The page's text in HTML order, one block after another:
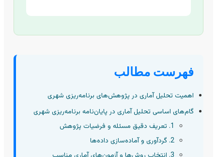
فهرست مطالب
اهمیت تحلیل آماری در پژوهش‌های برنامه‌ریزی شهری
گام‌های اساسی تحلیل آماری در پایان‌نامه برنامه‌ریزی شهری